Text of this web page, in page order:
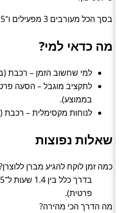
בסך הכל מעורבים 3 מפעילים ו־5 תחנות מוצא/יעד.
מה כדאי למי?
למי שחשוב הזמן – רכבת (בערך 1.3
בממוצע).
לנוחות מקסימלית – רכבת
שאלות נפוצות
כמה זמן לוקח להגיע מברן
פרטית).
מה הדרך הכי מהירה?